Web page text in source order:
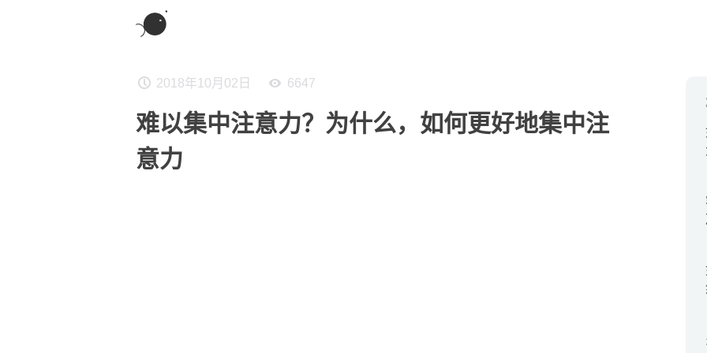
2018年10月02日 6647
难以集中注意力？为什么，如何更好地集中注
意力